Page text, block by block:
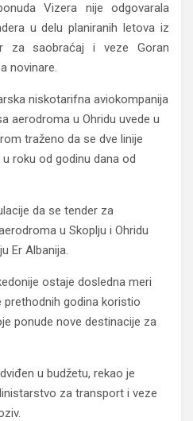
Vizera nije odgovarala
u delu planiranih letova iz
za saobraćaj i veze Goran
novinare.
niskotarifna aviokompanija
aerodroma u Ohridu uvede u
traženo da se dve linije
roku od godinu dana od
da se tender za
u Skoplju i Ohridu
Er Albanija.
ostaje dosledna meri
godina koristio
ponude nove destinacije za
u budžetu, rekao je
za transport i veze